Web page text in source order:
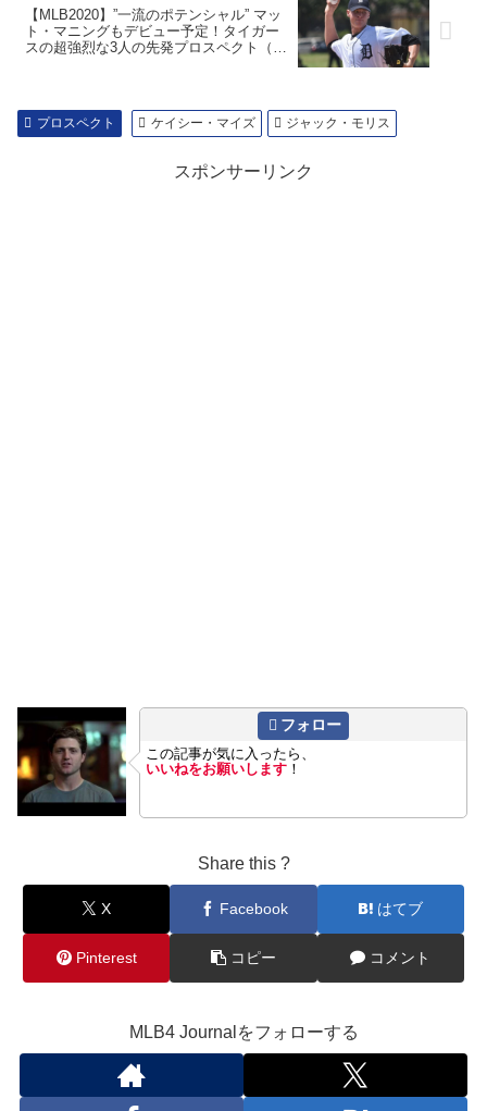
【MLB2020】”一流のポテンシャル” マッ
ト・マニングもデビュー予定！タイガー
スの超強烈な3人の先発プロスペクト（そ
プロスペクト ケイシー・マイズ ジャック・モリス
スポンサーリンク
フォロー
この記事が気に入ったら、
いいねをお願いします ！
Share this ?
X Facebook はてブ
Pinterest コピー コメント
MLB4 Journalをフォローする